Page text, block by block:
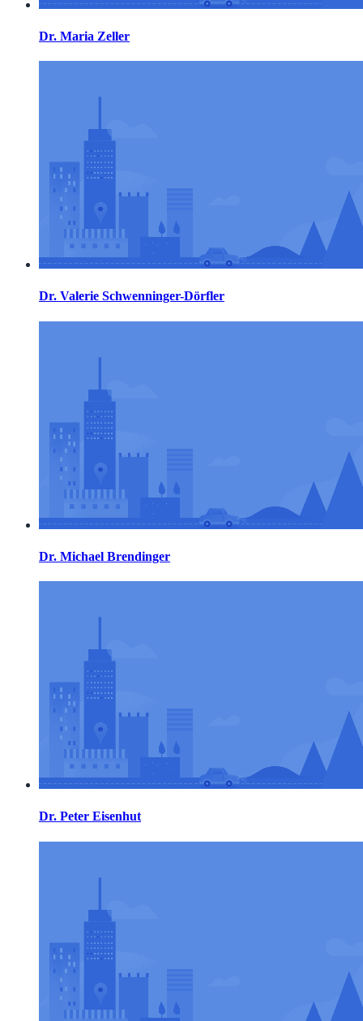
Dr. Maria Zeller
Dr. Valerie Schwenninger-Dörfler
Dr. Michael Brendinger
Dr. Peter Eisenhut